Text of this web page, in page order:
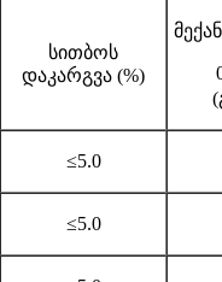
სითბოს
დაკარგვა (%)
≤5.0
≤5.0